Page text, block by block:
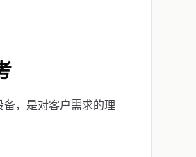
，是对客户需求的理